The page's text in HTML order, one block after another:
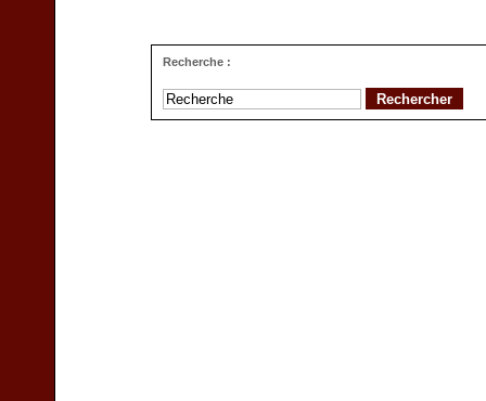
Recherche :